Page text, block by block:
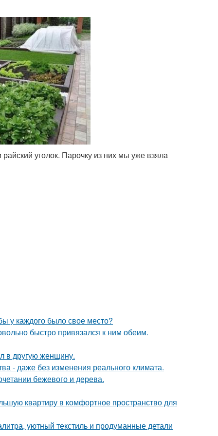
уголок. Парочку из них мы уже взяла
у каждого было свое место?
быстро привязался к ним обеим.
в другую женщину.
- даже без изменения реального климата.
бежевого и дерева.
квартиру в комфортное пространство для
уютный текстиль и продуманные детали